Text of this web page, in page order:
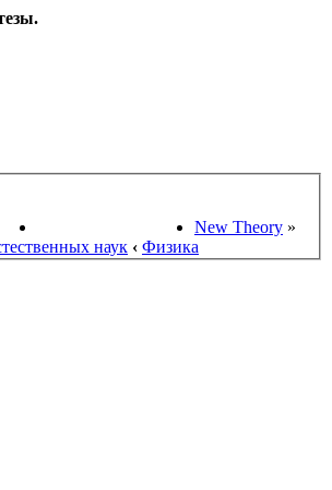
СТАРЫЙ ПОРТАЛ New Theory »
наук ‹ Физика